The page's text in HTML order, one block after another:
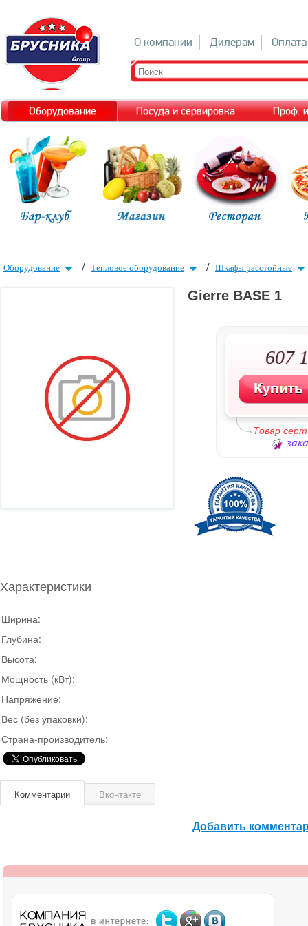
О компании Дилерам Оплата
Оборудование Посуда и сервировка Проф.
Оборудование / Тепловое оборудование / Шкафы расстойные
Gierre BASE 1
607
Товар
Характеристики
Ширина:
Глубина:
Высота:
Мощность (кВт):
Напряжение:
Вес (без упаковки):
Страна-производитель:
Комментарии Вконтакте
Добавить